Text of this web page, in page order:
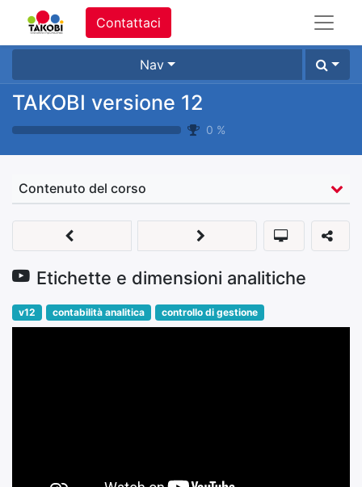
Contattaci
Nav
TAKOBI versione 12
0 %
Contenuto del corso
Etichette e dimensioni analitiche
v12 contabilità analitica controllo di gestione